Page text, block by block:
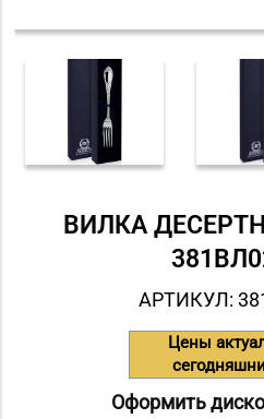
ВИЛКА
АРТИКУЛ:
Цены
Оформить